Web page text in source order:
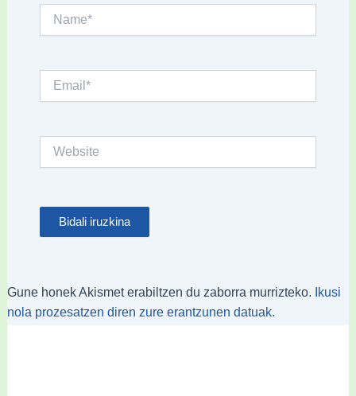
Name*
Gune honek Akismet erabiltzen du zaborra murrizteko.
Ikusi
nola prozesatzen diren zure erantzunen datuak.